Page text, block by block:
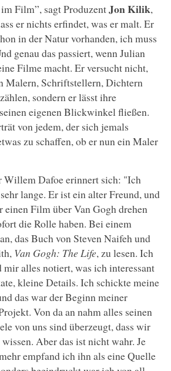
Film”, sagt ProduzentJon Kilik,
er nichts erfindet, was er malt. Er
in der Natur vorhanden, ich muss
genau das passiert, wenn Julian
Filme macht. Er versucht nicht,
Malern, Schriftstellern, Dichtern
sondern er lässt ihre
eigenen Blickwinkel fließen.
von jedem, der sich jemals
zu schaffen, ob er nun ein Maler
Willem Dafoe erinnert sich: "Ich
lange. Er ist ein alter Freund, und
einen Film über Van Gogh drehen
die Rolle haben. Bei einem
das Buch von Steven Naifeh und
Van Gogh: The Life, zu lesen. Ich
mir alles notiert, was ich interessant
kleine Details. Ich schickte meine
das war der Beginn meiner
Von da an nahm alles seinen
von uns sind überzeugt, dass wir
Aber das ist nicht wahr. Je
empfand ich ihn als eine Quelle